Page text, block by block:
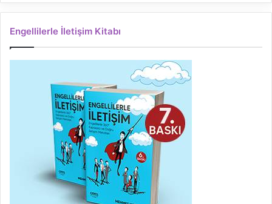
Engellilerle İletişim Kitabı